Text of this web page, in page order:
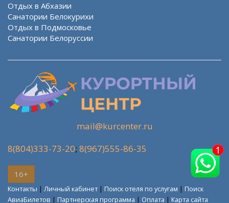
Отдых в Абхазии
Санатории Белокурихи
Отдых в Подмосковье
Санатории Белоруссии
mail@kurcenter.ru
8(804)333-73-20; 8(967)555-86-35
16+
Контакты | Личный кабинет| Поиск отеля по услугам | Поиск
АвиаБилетов | Партнерская программа | Оплата | Карта сайта